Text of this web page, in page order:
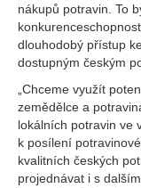
nákupů potravin. To
dlouhodobý přístup
dostupným českým
„Chceme využít
zemědělce a
lokálních potravin ve
k posílení
kvalitních českých
projednávat i s